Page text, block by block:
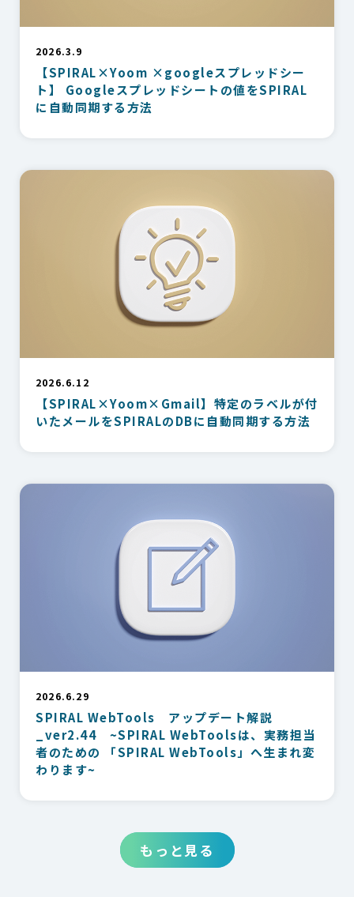
2026.3.9
【SPIRAL×Yoom ×googleスプレッドシー
ト】 Googleスプレッドシートの値をSPIRAL
に自動同期する方法
2026.6.12
【SPIRAL×Yoom×Gmail】特定のラベルが付
いたメールをSPIRALのDBに自動同期する方法
2026.6.29
SPIRAL WebTools アップデート解説
_ver2.44 ~SPIRAL WebToolsは、実務担当
者のための 「SPIRAL WebTools」へ生まれ変
わります~
もっと見る